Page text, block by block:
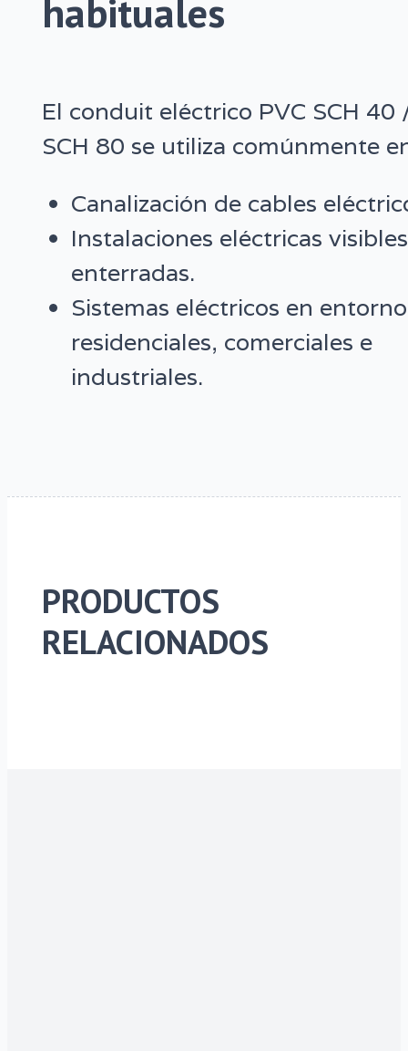
habituales
El conduit eléctrico PVC SCH 40
SCH 80 se utiliza comúnmente
Canalización de cables
Instalaciones eléctricas
enterradas.
Sistemas eléctricos en
residenciales, comerciales e
industriales.
PRODUCTOS
RELACIONADOS